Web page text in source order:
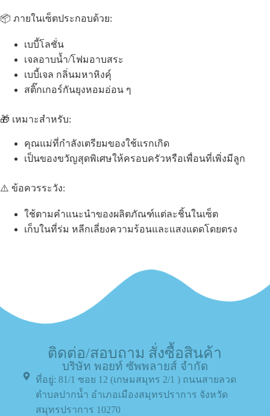
📦 ภายในเซ็ตประกอบด้วย:
เบบี้โลชั่น
เจลอาบน้ำ/โฟมอาบสระ
เบบี้เจล กลิ่นมหาหิงคุ์
สติ๊กเกอร์กันยุงหอมอ่อน ๆ
🎁 เหมาะสำหรับ:
คุณแม่ที่กำลังเตรียมของใช้แรกเกิด
เป็นของขวัญสุดพิเศษให้ครอบครัวหรือเพื่อนที่เพิ่งมีลูก
⚠️ ข้อควรระวัง:
ใช้ตามคำแนะนำของผลิตภัณฑ์แต่ละชิ้นในเซ็ต
เก็บในที่ร่ม หลีกเลี่ยงความร้อนและแสงแดดโดยตรง
ติดต่อ/สอบถาม สั่งซื้อสินค้า
บริษัท พอยท์ ซัพพลายส์ จำกัด
ที่อยู่: 81/1 ซอย 12 (เกษมสมุทร 2/1 ) ถนนสายลวด
ตำบลปากน้ำ อำเภอเมืองสมุทรปราการ จังหวัด
สมุทรปราการ 10270